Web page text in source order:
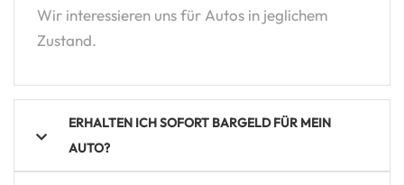
Wir interessieren uns für Autos in jeglichem
Zustand.
ERHALTEN ICH SOFORT BARGELD FÜR MEIN
AUTO?